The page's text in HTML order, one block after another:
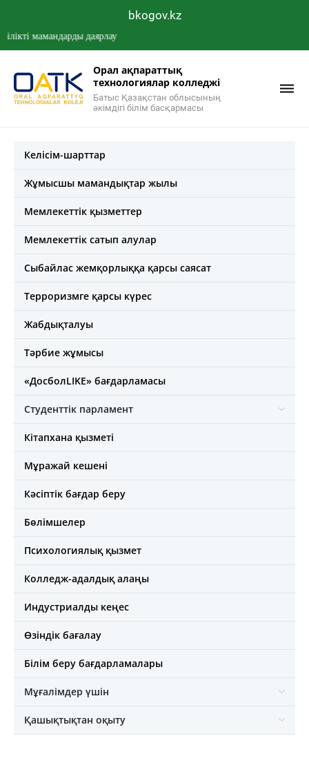
bkogov.kz
мамандарды даярлау
Орал ақпараттық
технологиялар колледжі
Батыс Қазақстан облысының
әкімдігі білім басқармасы
Келісім-шарттар
Жұмысшы мамандықтар жылы
Мемлекеттік қызметтер
Мемлекеттік сатып алулар
Сыбайлас жемқорлыққа қарсы саясат
Терроризмге қарсы күрес
Жабдықталуы
Тәрбие жұмысы
«ДосболLIKE» бағдарламасы
Студенттік парламент
Кітапхана қызметі
Мұражай кешені
Кәсіптік бағдар беру
Бөлімшелер
Психологиялық қызмет
Колледж-адалдық алаңы
Индустриалды кеңес
Өзіндік бағалау
Білім беру бағдарламалары
Мұғалімдер үшін
Қашықтықтан оқыту